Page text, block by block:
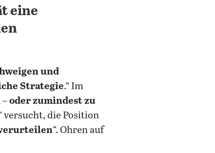
eine
und
Strategie.“ Im
–oder zumindest zu
versucht, die Position
“. Ohren auf